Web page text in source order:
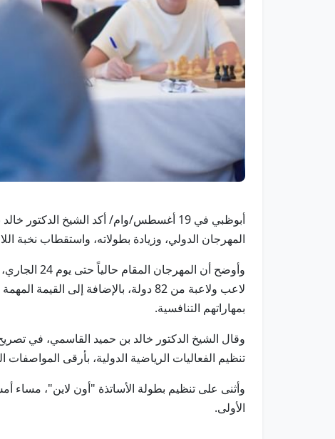
أبوظبي في 19 أغسطس/وام/ أكد الشيخ
المهرجان الدولي، وزيادة بطولاته، واستقطاب نخبة
لاعب ولاعبة من 82 دولة، بالإضافة
بمهاراتهم التنافسية.
وقال الشيخ الدكتور خالد بن حميد القاسمي، في
تنظيم الفعاليات الرياضية الدولية، بأرقى المواصفات
وأثنى على تنظيم بطولة الأساتذة "أون لاين"، مساء
الأولى.